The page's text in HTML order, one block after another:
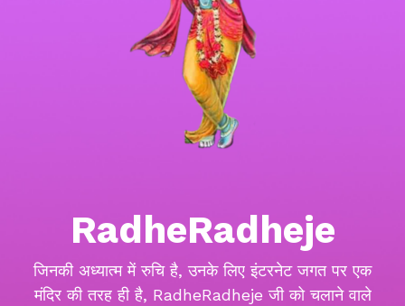
RadheRadheje
जिनकी अध्यात्म में रुचि है, उनके लिए इंटरनेट जगत पर एक
मंदिर की तरह ही है, RadheRadheje जी को चलाने वाले